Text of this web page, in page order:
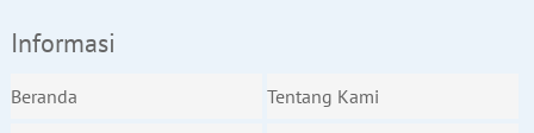
Informasi
Beranda Tentang Kami